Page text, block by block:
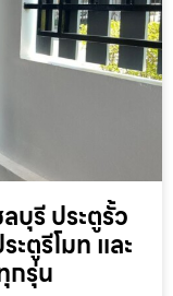
บุรี ประตูรั้ว
ตูรีโมท และ
กรุ่น